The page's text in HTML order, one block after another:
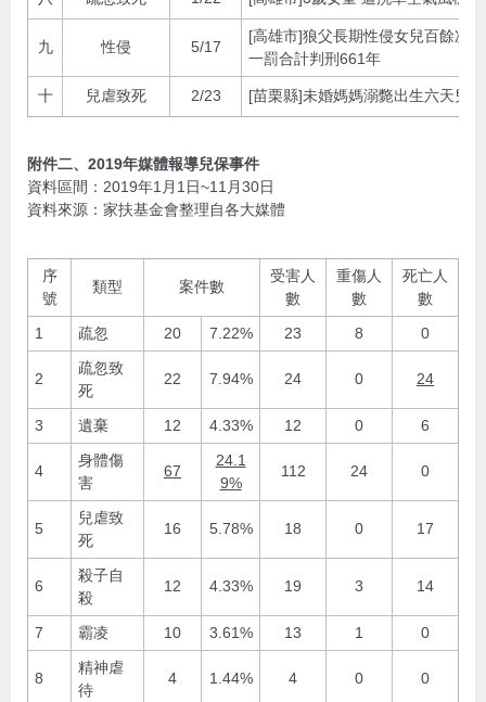
九 性侵 5/17
[高雄市]狼父長期性侵女兒百餘次
一罰合計判刑661年
十 兒虐致死 2/23 [苗栗縣]未婚媽媽溺斃出生六天兒
附件二、2019年媒體報導兒保事件
資料區間：2019年1月1日~11月30日
資料來源：家扶基金會整理自各大媒體
序
號
類型 案件數
受害人
數
重傷人
數
死亡人
數
1
疏忽 20 7.22% 23 8 0
2
疏忽致
死
22 7.94% 24 0 24
3 遺棄 12 4.33% 12 0 6
4
身體傷
害
67
24.1
9%
112 24 0
5
兒虐致
死
16 5.78% 18 0 17
6
殺子自
殺
12 4.33% 19 3 14
7 霸凌 10 3.61% 13 1 0
8
精神虐
待
4 1.44% 4 0 0